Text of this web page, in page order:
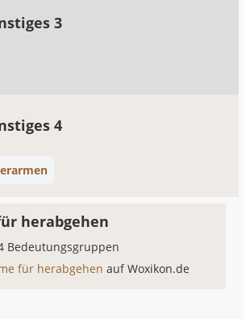
3
4
herabgehen
Bedeutungsgruppen
für herabgehenauf Woxikon.de